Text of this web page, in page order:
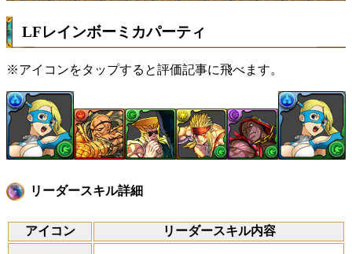
LFレインボーミカパーティ
※アイコンをタップすると評価記事に飛べます。
リーダースキル詳細
アイコン リーダースキル内容